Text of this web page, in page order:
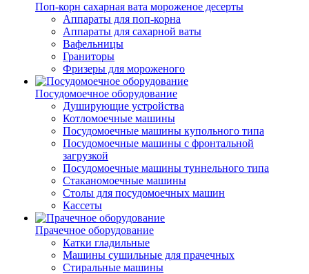
Поп-корн сахарная вата мороженое десерты
Аппараты для поп-корна
Аппараты для сахарной ваты
Вафельницы
Граниторы
Фризеры для мороженого
Посудомоечное оборудование
Душирующие устройства
Котломоечные машины
Посудомоечные машины купольного типа
Посудомоечные машины с фронтальной
загрузкой
Посудомоечные машины туннельного типа
Стаканомоечные машины
Столы для посудомоечных машин
Кассеты
Прачечное оборудование
Катки гладильные
Машины сушильные для прачечных
Стиральные машины